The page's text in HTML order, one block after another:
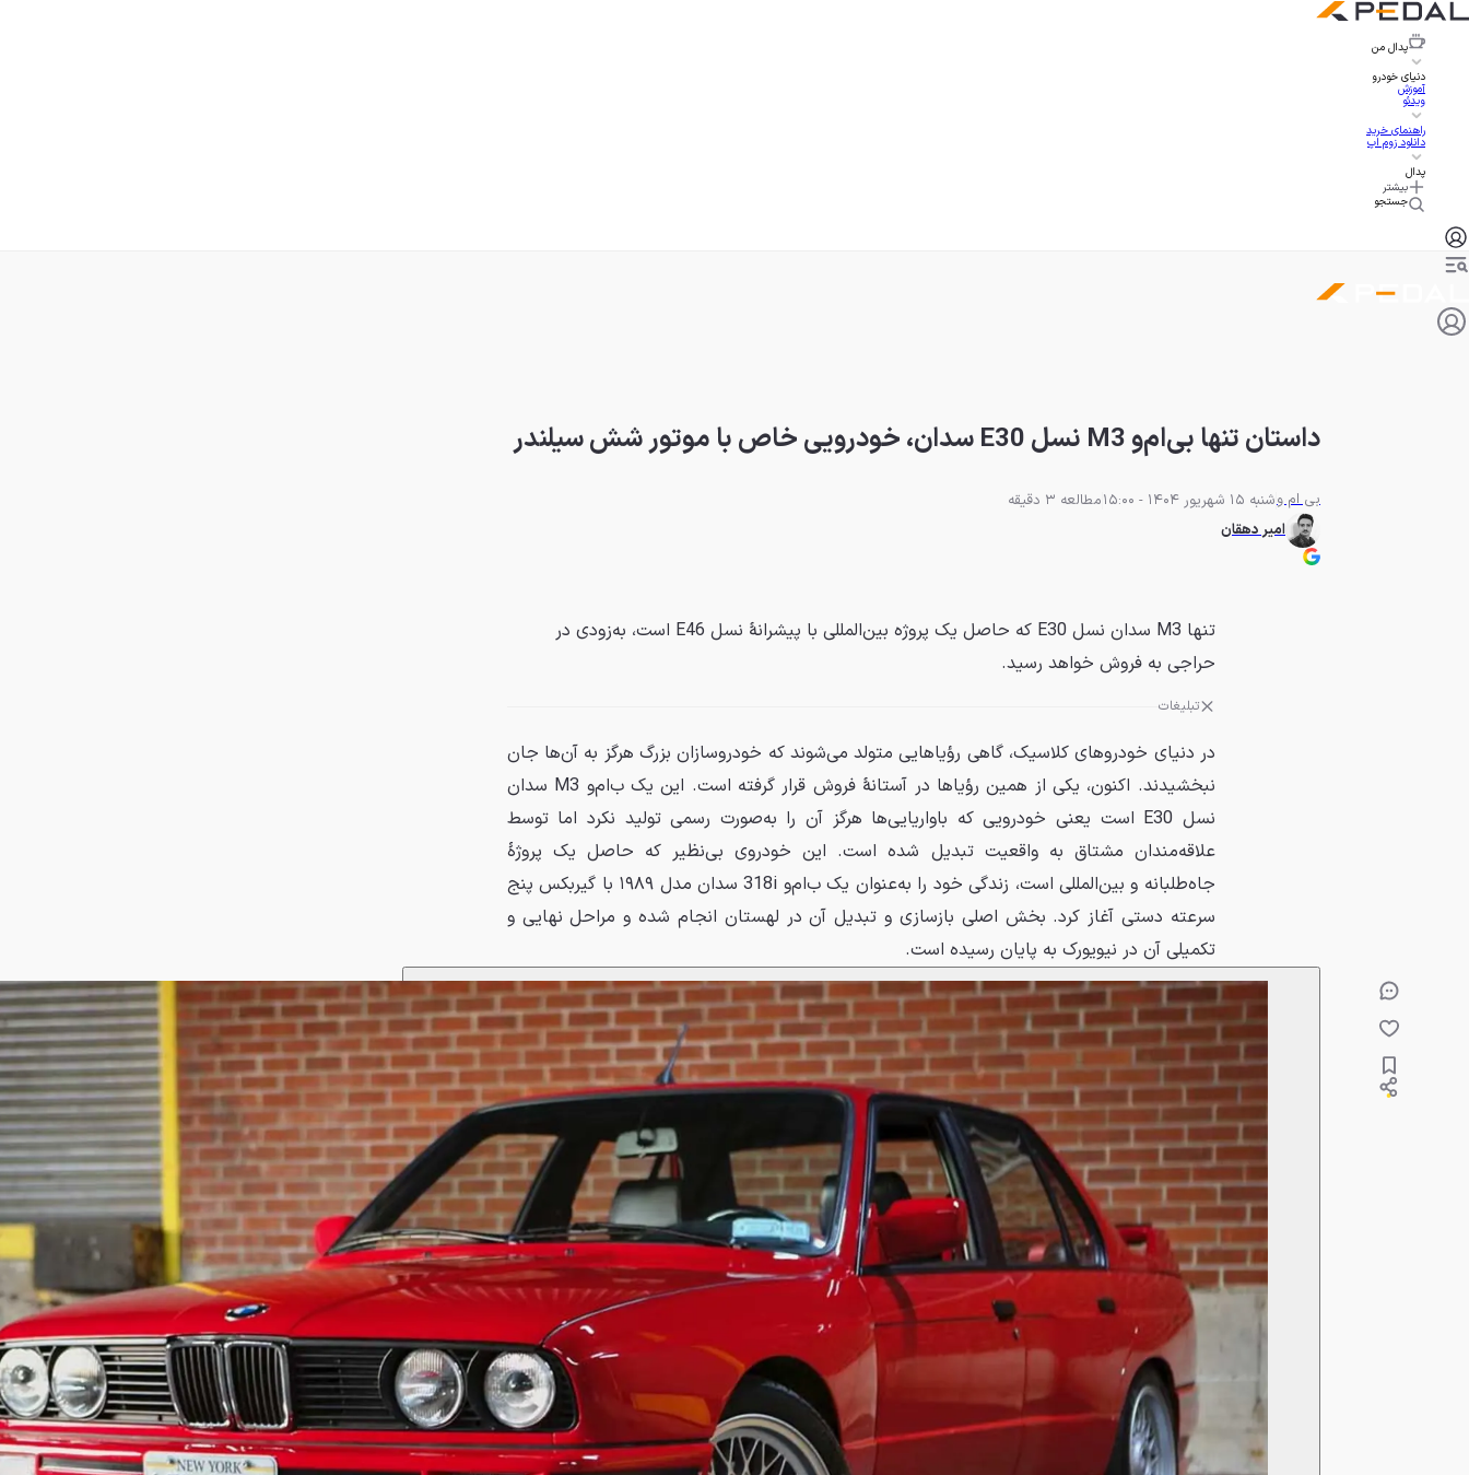
پدال من
دنیای خودرو
آموزش
ویدئو
راهنمای خرید
دانلود زوم اپ
پدال
بیشتر
جستجو
داستان تنها بی‌ام‌و M3 نسل E30 سدان، خودرویی خاص با موتور شش سیلندر
بی ام وشنبه 15 شهریور 1404 - 15:00
مطالعه 3 دقیقه
امیر دهقان
تنها M3 سدان نسل E30 که حاصل یک پروژه بین‌المللی با پیشرانهٔ نسل E46 است، به‌زودی در
حراجی به فروش خواهد رسید.
تبلیغات
در دنیای خودروهای کلاسیک، گاهی رؤیاهایی متولد می‌شوند که خودروسازان بزرگ هرگز به آن‌ها جان
نبخشیدند. اکنون، یکی از همین رؤیاها در آستانهٔ فروش قرار گرفته است. این یک ب‌ام‌و M3 سدان
نسل E30 است یعنی خودرویی که باواریایی‌ها هرگز آن را به‌صورت رسمی تولید نکرد اما توسط
علاقه‌مندان مشتاق به واقعیت تبدیل شده است. این خودروی بی‌نظیر که حاصل یک پروژهٔ
جاه‌طلبانه و بین‌المللی است، زندگی خود را به‌عنوان یک ب‌ام‌و 318i سدان مدل ۱۹۸۹ با گیربکس پنج
سرعته دستی آغاز کرد. بخش اصلی بازسازی و تبدیل آن در لهستان انجام شده و مراحل نهایی و
تکمیلی آن در نیویورک به پایان رسیده است.